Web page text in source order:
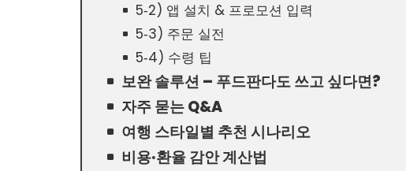
5‑2) 앱 설치 & 프로모션 입력
5‑3) 주문 실전
5‑4) 수령 팁
보완 솔루션 – 푸드판다도 쓰고 싶다면?
자주 묻는 Q&A
여행 스타일별 추천 시나리오
비용·환율 감안 계산법